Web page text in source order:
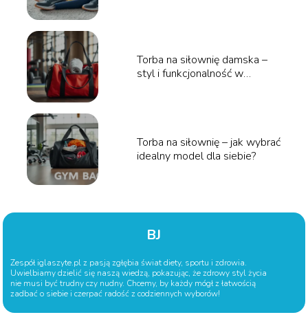
Torba na siłownię damska –
styl i funkcjonalność w
Torba na siłownię – jak wybrać
idealny model dla siebie?
BJ
Zespół iglaszyte.pl z pasją zgłębia świat diety, sportu i zdrowia.
Uwielbiamy dzielić się naszą wiedzą, pokazując, że zdrowy styl życia
nie musi być trudny czy nudny. Chcemy, by każdy mógł z łatwością
zadbać o siebie i czerpać radość z codziennych wyborów!